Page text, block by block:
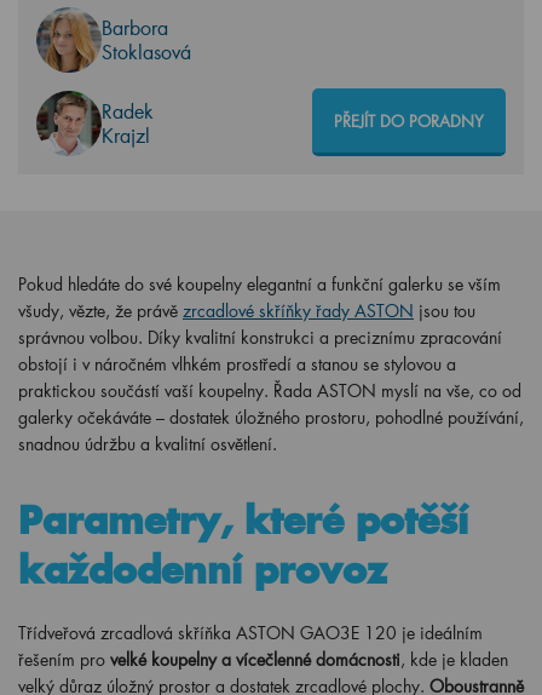
Barbora
Stoklasová
Radek
Krajzl
PŘEJÍT DO PORADNY
Pokud hledáte do své koupelny elegantní a funkční galerku se vším
všudy, vězte, že právě zrcadlové skříňky řady ASTON jsou tou
správnou volbou. Díky kvalitní konstrukci a preciznímu zpracování
obstojí i v náročném vlhkém prostředí a stanou se stylovou a
praktickou součástí vaší koupelny. Řada ASTON myslí na vše, co od
galerky očekáváte – dostatek úložného prostoru, pohodlné používání,
snadnou údržbu a kvalitní osvětlení.
Parametry, které potěší
každodenní provoz
Třídveřová zrcadlová skříňka ASTON GAO3E 120 je ideálním
řešením pro velké koupelny a vícečlenné domácnosti, kde je kladen
velký důraz úložný prostor a dostatek zrcadlové plochy. Oboustranně